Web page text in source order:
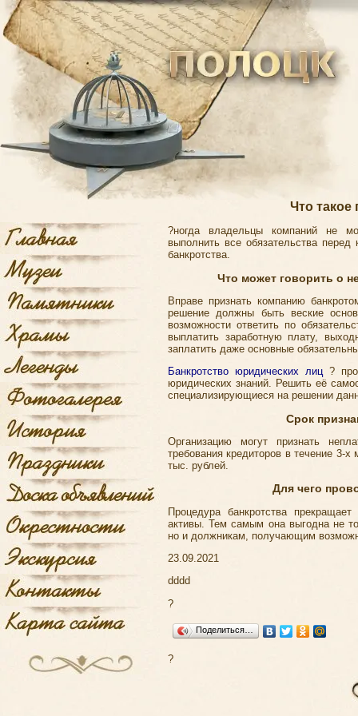
Что такое
?ногда владельцы компаний не
выполнить все обязательства
банкротства.
Что может говорить о
Вправе признать компанию
решение должны быть веские
возможности ответить по
выплатить заработную плату,
заплатить даже основные
Банкротство юридических лиц?
юридических знаний. Решить её
специализирующиеся на решении
Срок
Организацию могут признать
требования кредиторов в течение
тыс. рублей.
Для чего
Процедура банкротства
активы. Тем самым она выгодна не
но и должникам, получающим
23.09.2021
dddd
?
Поделиться…
?